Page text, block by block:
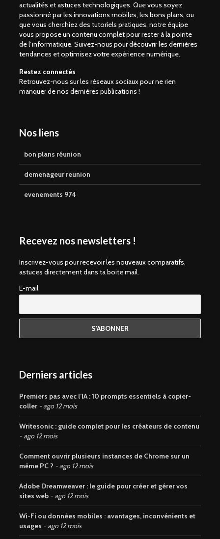
actualités et astuces technologiques. Que vous soyez
passionné par les innovations mobiles, les bons plans, ou
que vous cherchiez des tutoriels pratiques, notre équipe
vous propose un contenu complet pour rester à la pointe
de l’informatique. Suivez-nous pour découvrir les dernières
tendances et optimisez votre expérience numérique.
Restez connectés
Retrouvez-nous sur les réseaux sociaux pour ne rien
manquer de nos dernières publications !
Nos liens
bon plans réunion
demenageur reunion
evenements 974
Recevez nos newsletters !
Inscrivez-vous pour recevoir les nouveaux comparatifs,
astuces directement dans ta boite mail.
E-mail
Derniers articles
Premiers pas avec l’IA : 10 prompts essentiels à copier-
coller
ago 12 mois
Writesonic : guide complet pour les créateurs de contenu
ago 12 mois
Comment ouvrir plusieurs instances de Chrome sur un
même PC ?
ago 12 mois
Adobe Dreamweaver : le guide pour créer et gérer vos
sites web
ago 12 mois
Wi-Fi ou données mobiles : avantages, inconvénients et
usages
ago 12 mois